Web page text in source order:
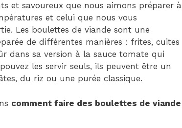
et savoureux que nous aimons préparer à
et celui que nous vous
Les boulettes de viande sont une
de différentes manières : frites, cuites
dans sa version à la sauce tomate qui
les servir seuls, ils peuvent être un
du riz ou une purée classique.
comment faire des boulettes de viande